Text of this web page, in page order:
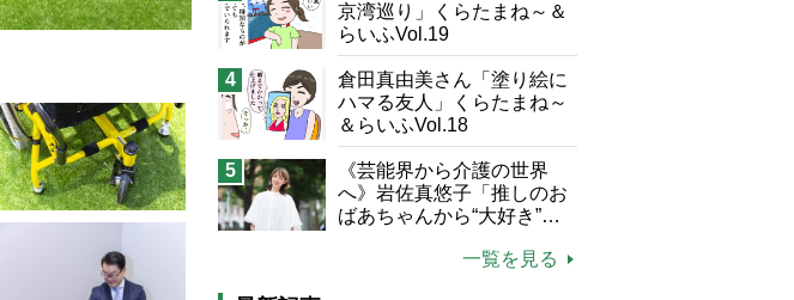
京湾巡り」くらたまね～＆
らいふVol.19
4
倉田真由美さん「塗り絵に
ハマる友人」くらたまね～
＆らいふVol.18
5
《芸能界から介護の世界
へ》岩佐真悠子「推しのお
ばあちゃんから“大好き”を
飛ぶ“やりがい”、介護の現
一覧を見る